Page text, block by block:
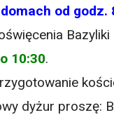
od godz.
Bazyliki
10:30.
dyżur proszę: